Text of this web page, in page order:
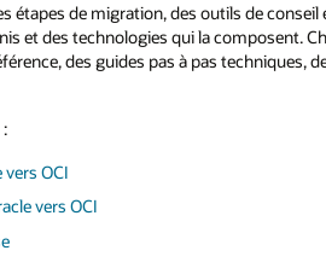
étapes de migration, des outils de conseil
et des technologies qui la composent.
des guides pas à pas techniques,
OCI
vers OCI